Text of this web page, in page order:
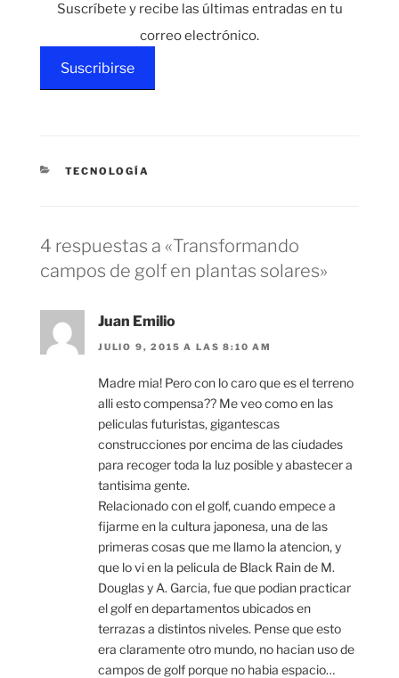
Suscríbete y recibe las últimas entradas en tu
correo electrónico.
Suscribirse
CATEGORÍAS
TECNOLOGÍA
4 respuestas a «Transformando
campos de golf en plantas solares»
Juan Emilio
JULIO 9, 2015 A LAS 8:10 AM
Madre mia! Pero con lo caro que es el terreno
alli esto compensa?? Me veo como en las
peliculas futuristas, gigantescas
construcciones por encima de las ciudades
para recoger toda la luz posible y abastecer a
tantisima gente.
Relacionado con el golf, cuando empece a
fijarme en la cultura japonesa, una de las
primeras cosas que me llamo la atencion, y
que lo vi en la pelicula de Black Rain de M.
Douglas y A. Garcia, fue que podian practicar
el golf en departamentos ubicados en
terrazas a distintos niveles. Pense que esto
era claramente otro mundo, no hacian uso de
campos de golf porque no habia espacio…